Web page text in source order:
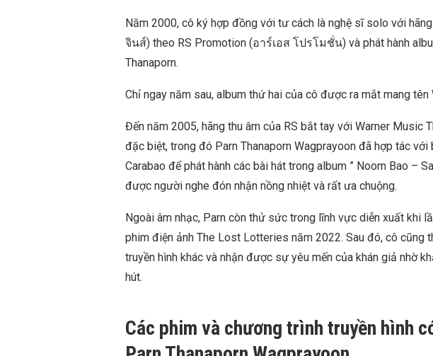
Năm 2000, cô ký hợp đồng với tư cách là nghệ sĩ solo với
จินส์) theo RS Promotion (อาร์เอส โปรโมชั่น) và phát hành
Thanaporn.
Chỉ ngay năm sau, album thứ hai của cô được ra mắt mang tên
Đến năm 2005, hãng thu âm của RS bắt tay với Warner Music
đặc biệt, trong đó Parn Thanaporn Wagprayoon đã hợp tác với
Carabao để phát hành các bài hát trong album ” Noom Bao –
được người nghe đón nhận nồng nhiệt và rất ưa chuộng.
Ngoài âm nhạc, Parn còn thử sức trong lĩnh vực diễn xuất khi
phim điện ảnh The Lost Lotteries năm 2022. Sau đó, cô cũng
truyền hình khác và nhận được sự yêu mến của khán giả nhờ
hút.
Các phim và chương trình truyền hình